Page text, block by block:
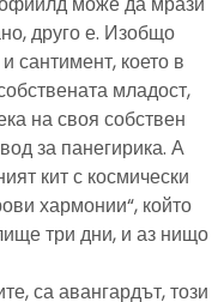
друго е. Изобщо
сантимент, което в
младост,
на своя собствен
за панегирика. А
кит с космически
хармонии“, който
три дни, и аз нищо
са авангардът, този